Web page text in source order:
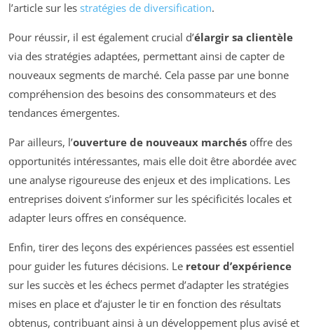
l’article sur les stratégies de diversification.
Pour réussir, il est également crucial d’élargir sa clientèle
via des stratégies adaptées, permettant ainsi de capter de
nouveaux segments de marché. Cela passe par une bonne
compréhension des besoins des consommateurs et des
tendances émergentes.
Par ailleurs, l’ouverture de nouveaux marchés offre des
opportunités intéressantes, mais elle doit être abordée avec
une analyse rigoureuse des enjeux et des implications. Les
entreprises doivent s’informer sur les spécificités locales et
adapter leurs offres en conséquence.
Enfin, tirer des leçons des expériences passées est essentiel
pour guider les futures décisions. Le retour d’expérience
sur les succès et les échecs permet d’adapter les stratégies
mises en place et d’ajuster le tir en fonction des résultats
obtenus, contribuant ainsi à un développement plus avisé et